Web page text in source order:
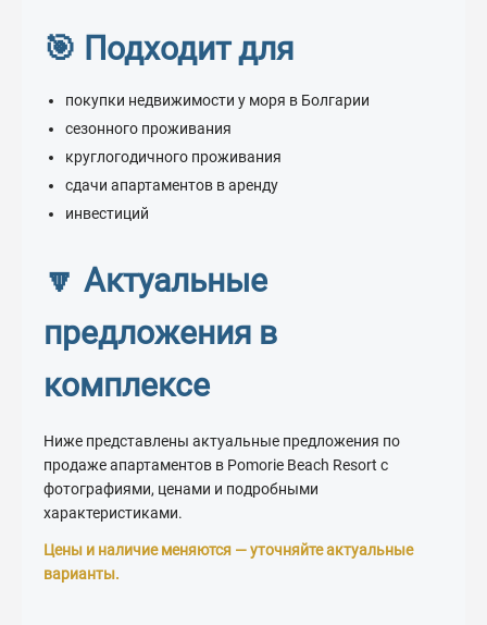
🎯 Подходит для
покупки недвижимости у моря в Болгарии
сезонного проживания
круглогодичного проживания
сдачи апартаментов в аренду
инвестиций
🔽 Актуальные
предложения в
комплексе
Ниже представлены актуальные предложения по
продаже апартаментов в Pomorie Beach Resort с
фотографиями, ценами и подробными
характеристиками.
Цены и наличие меняются — уточняйте актуальные
варианты.